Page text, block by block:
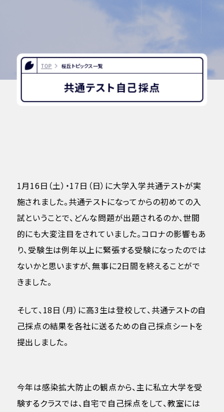
インスタグラム
デジタルパンフレッ
ト
ユネスコ・スクール
教職員採用
TOP 桜丘トピックス一覧
共通テスト自己採点
1月16日（土）・17日（日）に大学入学共通テストが実
施されました。共通テストになってからの初めての入
試ということで、どんな問題が出題されるのか、世間
的にも大変注目をされていました。コロナの影響もあ
り、受験生は例年以上に緊張する受験になったのでは
ないかと思いますが、無事に2日間を終えることがで
きました。
そして、18日（月）に高3生は登校して、共通テストの自
己採点の結果を各社に送るための自己採点シートを
提出しました。
今年は感染拡大防止の観点から、主に私立大学を受
験するクラスでは、自宅で自己採点をして、教室には